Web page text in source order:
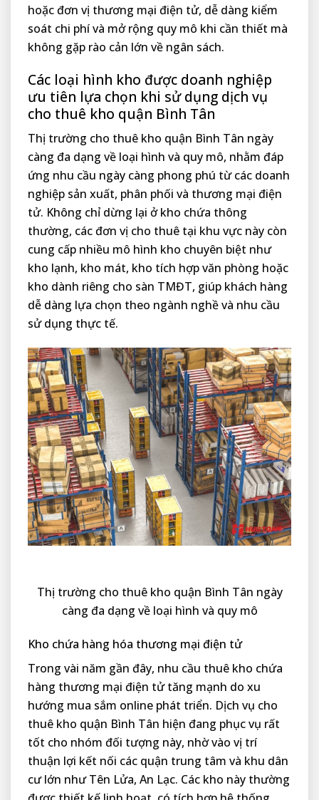
hoặc đơn vị thương mại điện tử, dễ dàng kiểm
soát chi phí và mở rộng quy mô khi cần thiết mà
không gặp rào cản lớn về ngân sách.
Các loại hình kho được doanh nghiệp
ưu tiên lựa chọn khi sử dụng dịch vụ
cho thuê kho quận Bình Tân
Thị trường cho thuê kho quận Bình Tân ngày
càng đa dạng về loại hình và quy mô, nhằm đáp
ứng nhu cầu ngày càng phong phú từ các doanh
nghiệp sản xuất, phân phối và thương mại điện
tử. Không chỉ dừng lại ở kho chứa thông
thường, các đơn vị cho thuê tại khu vực này còn
cung cấp nhiều mô hình kho chuyên biệt như
kho lạnh, kho mát, kho tích hợp văn phòng hoặc
kho dành riêng cho sàn TMĐT, giúp khách hàng
dễ dàng lựa chọn theo ngành nghề và nhu cầu
sử dụng thực tế.
Thị trường cho thuê kho quận Bình Tân ngày
càng đa dạng về loại hình và quy mô
Kho chứa hàng hóa thương mại điện tử
Trong vài năm gần đây, nhu cầu thuê kho chứa
hàng thương mại điện tử tăng mạnh do xu
hướng mua sắm online phát triển. Dịch vụ cho
thuê kho quận Bình Tân hiện đang phục vụ rất
tốt cho nhóm đối tượng này, nhờ vào vị trí
thuận lợi kết nối các quận trung tâm và khu dân
cư lớn như Tên Lửa, An Lạc. Các kho này thường